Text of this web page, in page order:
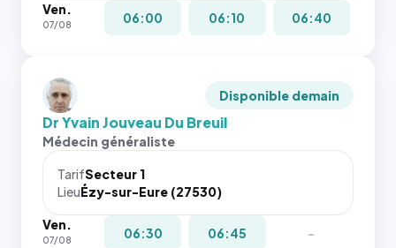
Ven.
07/08 06:00 06:10 06:40
Disponible demain
Dr Yvain Jouveau Du Breuil
Médecin généraliste
TarifSecteur 1
LieuÉzy-sur-Eure (27530)
Ven.
07/08 06:30 06:45 -